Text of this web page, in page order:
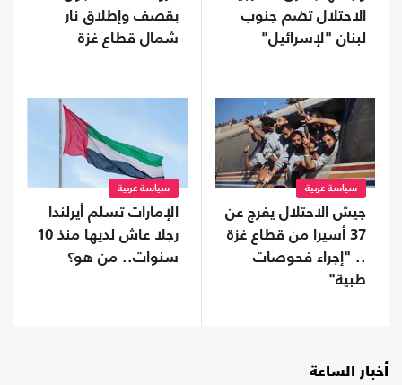
الاحتلال تضم جنوب
لبنان "لإسرائيل"
بقصف وإطلاق نار
شمال قطاع غزة
سياسة عربية
جيش الاحتلال يفرج عن
37 أسيرا من قطاع غزة
.. "إجراء فحوصات
طبية"
سياسة عربية
الإمارات تسلم أيرلندا
رجلا عاش لديها منذ 10
سنوات.. من هو؟
أخبار الساعة